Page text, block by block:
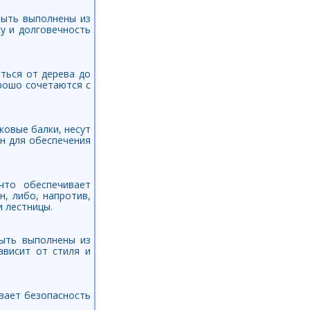
выполнены из
и долговечность
от дерева до
сочетаются с
балки, несут
для обеспечения
обеспечивает
либо, напротив,
лестницы.
выполнены из
от стиля и
безопасность